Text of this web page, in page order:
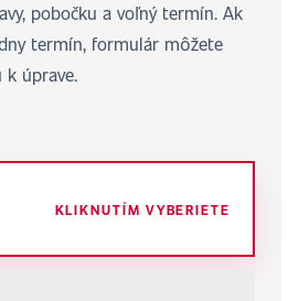
pobočku a voľný termín. Ak
termín, formulár môžete
k úprave.
KLIKNUTÍM VYBERIETE